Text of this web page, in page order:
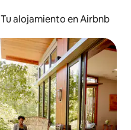
Tu alojamiento en Airbnb